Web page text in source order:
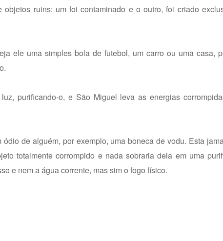
objetos ruins: um foi contaminado e o outro, foi criado
ele uma simples bola de futebol, um carro ou uma casa,
purificando-o, e São Miguel leva as energias
de alguém, por exemplo, uma boneca de vodu. Esta
totalmente corrompido e nada sobraria dela em uma
e nem a água corrente, mas sim o fogo físico.